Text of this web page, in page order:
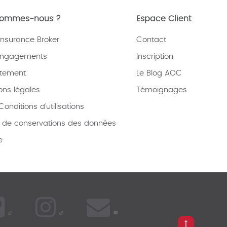
nous ?
Broker
légales
d’utilisations
de conservations des données
Espace Client
Contact
Inscription
Le Blog AOC
Témoignages